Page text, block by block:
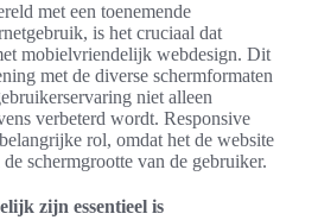
met een toenemende
is het cruciaal dat
mobielvriendelijk webdesign. Dit
met de diverse schermformaten
niet alleen
verbeterd wordt. Responsive
rol, omdat het de website
schermgrootte van de gebruiker.
zijn essentieel is